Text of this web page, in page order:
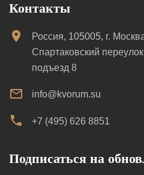
Контакты
Россия, 105005, г.
Спартаковский
подъезд 8
info@kvorum.su
+7 (495) 626 8851
Подписаться на